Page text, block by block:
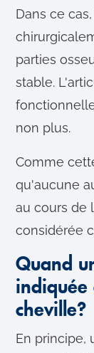
Dans ce
parties
stable.
non plus.
Comme
qu'aucune
au cours de
considérée
Quand
indiquée
cheville?
En principe,